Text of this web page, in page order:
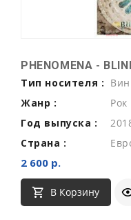
PHENOMENA -
Тип носителя :
Жанр :
Рок
Год выпуска :
Страна :
2 600 р.
В Корзину